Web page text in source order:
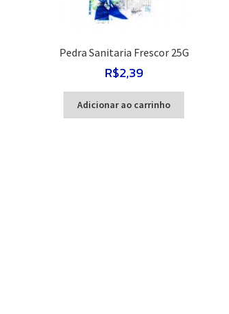
Pedra Sanitaria Frescor 25G
R$2,39
Adicionar ao carrinho